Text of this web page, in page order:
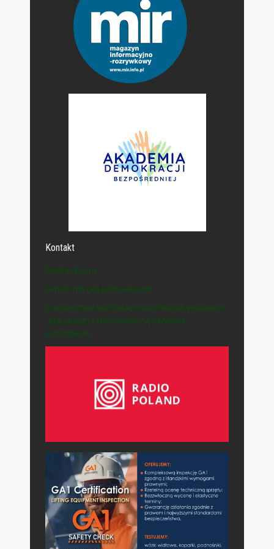
Kontakt
Polska-IE.com
e-mail: info (at) polska-ie.com
© WSZYSTKIE MATERIAŁY NA STRONIE WYDAWCY
„POLSKA-IE” CHRONIONE SĄ PRAWEM
AUTORSKIM.